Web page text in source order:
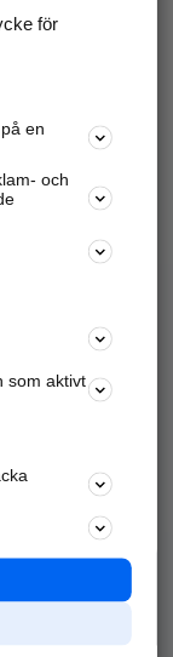
mm.
mot
nära dig.
för
en
och
som aktivt